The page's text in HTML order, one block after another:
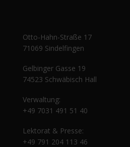
Otto-Hahn-Straße 17
71069 Sindelfingen
Gelbinger Gasse 19
74523 Schwäbisch Hall
Verwaltung:
+49 7031 491 51 40
Lektorat & Presse:
+49 791 204 113 46